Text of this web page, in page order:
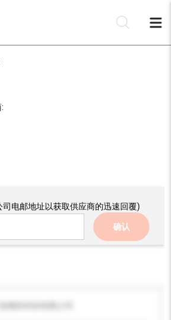
司电邮地址以获取供应商的迅速回覆)
确认